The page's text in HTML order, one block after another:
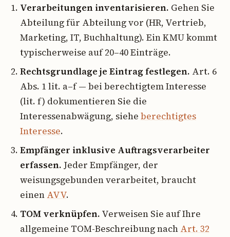
Verarbeitungen inventarisieren. Gehen Sie
Abteilung für Abteilung vor (HR, Vertrieb,
Marketing, IT, Buchhaltung). Ein KMU kommt
typischerweise auf 20–40 Einträge.
Rechtsgrundlage je Eintrag festlegen. Art. 6
Abs. 1 lit. a–f — bei berechtigtem Interesse
(lit. f) dokumentieren Sie die
Interessenabwägung, siehe berechtigtes
Interesse.
Empfänger inklusive Auftragsverarbeiter
erfassen. Jeder Empfänger, der
weisungsgebunden verarbeitet, braucht
einen AVV.
TOM verknüpfen. Verweisen Sie auf Ihre
allgemeine TOM-Beschreibung nach Art. 32